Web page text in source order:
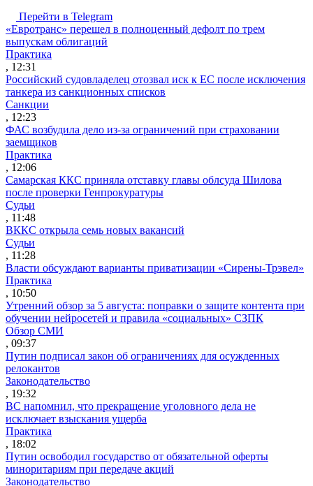
Перейти в Telegram
«Евротранс» перешел в полноценный дефолт по трем
выпускам облигаций
Практика
, 12:31
Российский судовладелец отозвал иск к ЕС после исключения
танкера из санкционных списков
Санкции
, 12:23
ФАС возбудила дело из-за ограничений при страховании
заемщиков
Практика
, 12:06
Самарская ККС приняла отставку главы облсуда Шилова
после проверки Генпрокуратуры
Судьи
, 11:48
ВККС открыла семь новых вакансий
Судьи
, 11:28
Власти обсуждают варианты приватизации «Сирены-Трэвел»
Практика
, 10:50
Утренний обзор за 5 августа: поправки о защите контента при
обучении нейросетей и правила «социальных» СЗПК
Обзор СМИ
, 09:37
Путин подписал закон об ограничениях для осужденных
релокантов
Законодательство
, 19:32
ВС напомнил, что прекращение уголовного дела не
исключает взыскания ущерба
Практика
, 18:02
Путин освободил государство от обязательной оферты
миноритариям при передаче акций
Законодательство